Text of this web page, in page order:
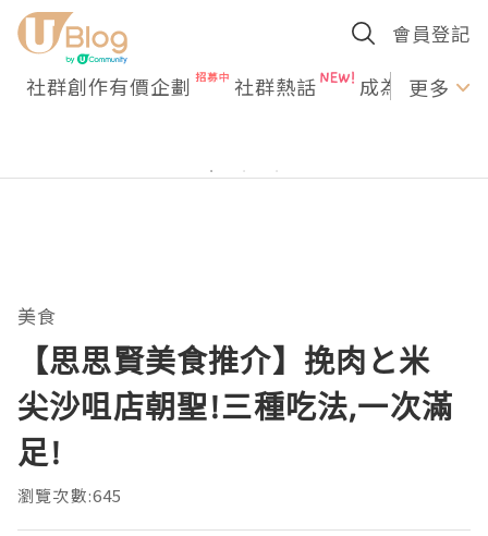
會員登記
社群創作有價企劃 社群熱話 成為U更多
美食
【思思賢美食推介】挽肉と米
尖沙咀店朝聖!三種吃法,一次滿
足!
瀏覽次數:645